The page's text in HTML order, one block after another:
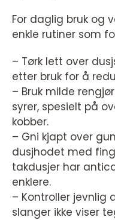
For daglig bruk og
enkle rutiner som
– Tørk lett over
etter bruk for å
– Bruk milde
syrer, spesielt på
kobber.
– Gni kjapt over
dusjhodet med
takdusjer har
enklere.
– Kontroller
slanger ikke viser